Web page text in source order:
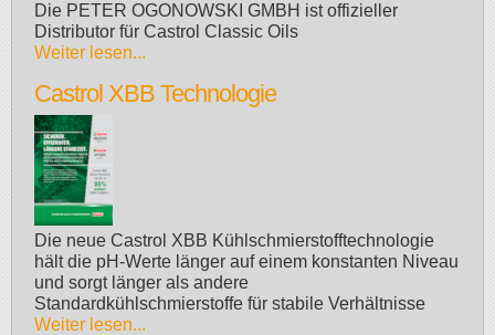
Die PETER OGONOWSKI GMBH ist offizieller
Distributor für Castrol Classic Oils
Weiter lesen...
Castrol XBB Technologie
Die neue Castrol XBB Kühlschmierstofftechnologie
hält die pH-Werte länger auf einem konstanten Niveau
und sorgt länger als andere
Standardkühlschmierstoffe für stabile Verhältnisse
Weiter lesen...